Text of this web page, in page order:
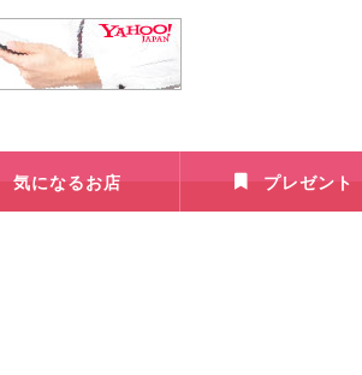
気になるお店 プレゼント